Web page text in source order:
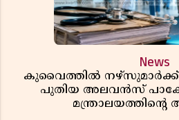
News
കുവൈത്തിൽ നഴ്‌സുമാർക്ക്
പുതിയ അലവൻസ്
മന്ത്രാലയത്തിൻ്റെ